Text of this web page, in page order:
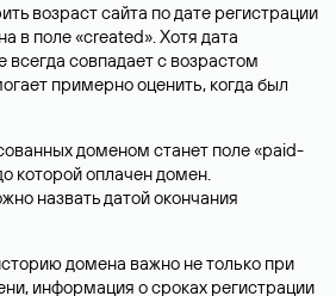
возраст сайта по дате регистрации
в поле «created». Хотя дата
всегда совпадает с возрастом
примерно оценить, когда был
доменом станет поле «paid-
которой оплачен домен.
назвать датой окончания
домена важно не только при
информация о сроках регистрации